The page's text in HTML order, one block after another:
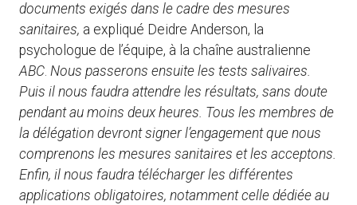
documents exigés dans le cadre des mesures
sanitaires, a expliqué Deidre Anderson, la
psychologue de l’équipe, à la chaîne australienne
ABC. Nous passerons ensuite les tests salivaires.
Puis il nous faudra attendre les résultats, sans doute
pendant au moins deux heures. Tous les membres de
la délégation devront signer l’engagement que nous
comprenons les mesures sanitaires et les acceptons.
Enfin, il nous faudra télécharger les différentes
applications obligatoires, notamment celle dédiée au